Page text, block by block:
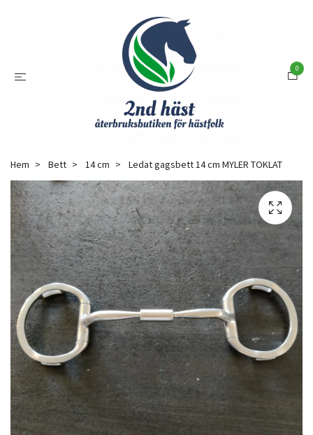
0
Hem Bett 14 cm Ledat gagsbett 14 cm MYLER TOKLAT